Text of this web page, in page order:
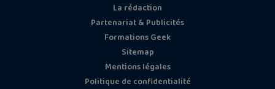
La rédaction
Partenariat & Publicités
Formations Geek
Sitemap
Mentions légales
Politique de confidentialité